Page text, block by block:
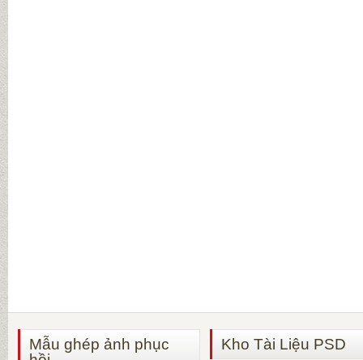
Mẫu ghép ảnh phục
Kho Tài Liệu PSD